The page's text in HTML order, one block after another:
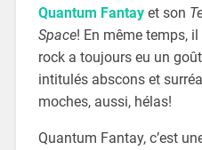
Quantum Fantayet son
Space! En même temps,
rock a toujours eu un
intitulés abscons et
moches, aussi, hélas!
Quantum Fantay, c’est